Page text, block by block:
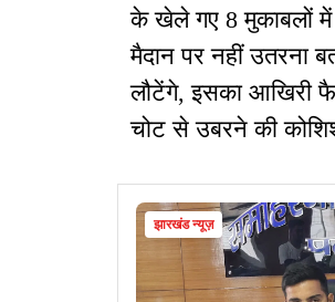
के खेले गए 8 मुकाबलों में
मैदान पर नहीं उतरना
लौटेंगे, इसका आखिरी
चोट से उबरने की
झारखंड न्यूज़